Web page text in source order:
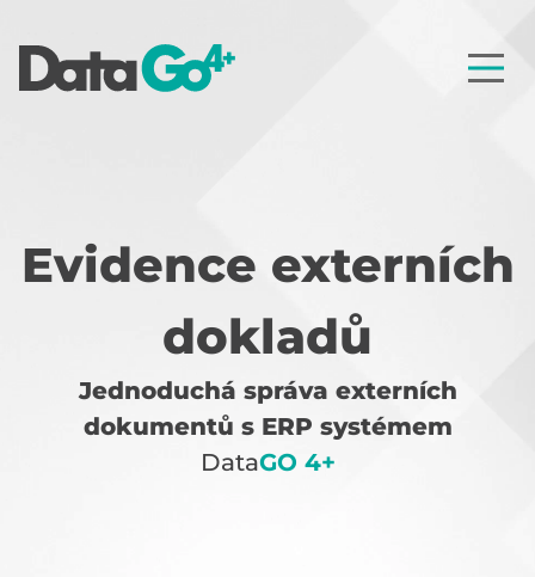
Evidence externích
dokladů
Jednoduchá správa externích
dokumentů s ERP systémem
DataGO 4+